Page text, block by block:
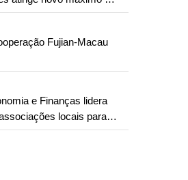
Fujian-Macau
e Finanças lidera
locais para
e promover os trabalhos